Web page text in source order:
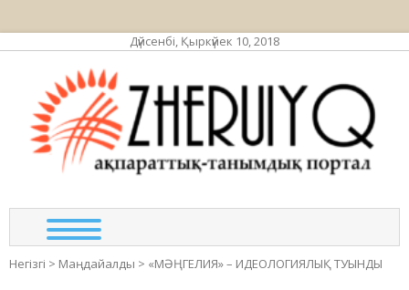
Дүйсенбі, Қыркүйек 10, 2018
Негізгі > Маңдайалды > «МӘҢГЕЛИЯ» – ИДЕОЛОГИЯЛЫҚ ТУЫНДЫ